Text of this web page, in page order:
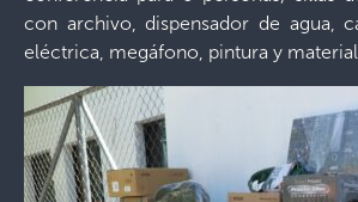
con archivo, dispensador de agua,
eléctrica, megáfono, pintura y